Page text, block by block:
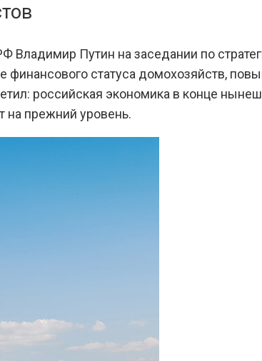
Путин на заседании по
статуса домохозяйств,
российская экономика в конце
на прежний уровень.